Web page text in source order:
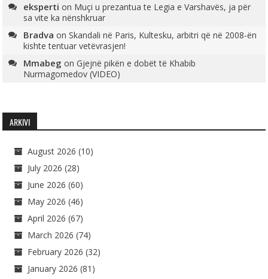
eksperti on Muçi u prezantua te Legia e Varshavës, ja për
sa vite ka nënshkruar
Bradva onSkandali në Paris, Kultesku, arbitri që në 2008-ën
kishte tentuar vetëvrasjen!
Mmabeg onGjejnë pikën e dobët të Khabib
Nurmagomedov (VIDEO)
ARKIVI
August 2026 (10)
July 2026 (28)
June 2026 (60)
May 2026 (46)
April 2026 (67)
March 2026 (74)
February 2026 (32)
January 2026 (81)